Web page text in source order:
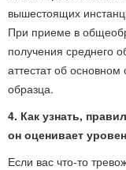
вышестоящих
При приеме в
получения среднего
аттестат об
образца.
4. Как узнать,
он оценивает
Если вас что-то